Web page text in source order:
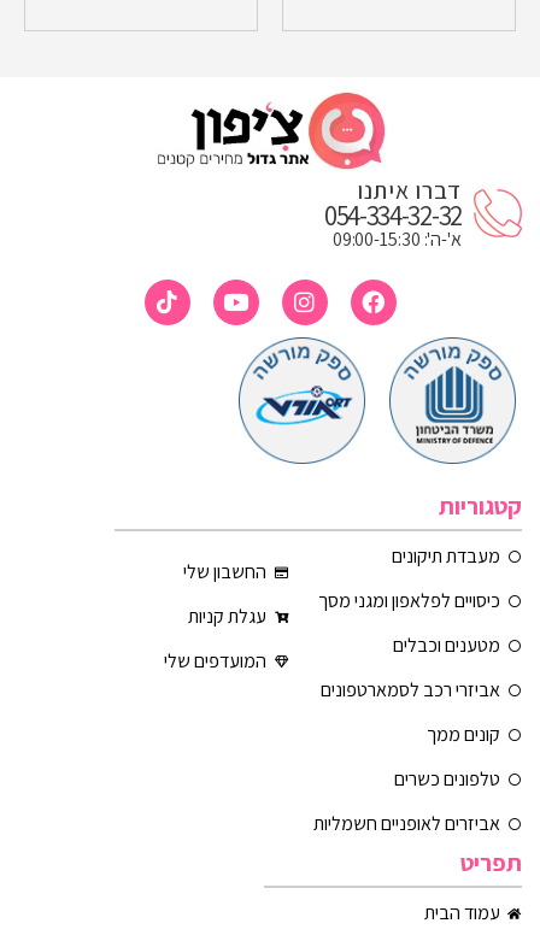
דברו איתנו
054-334-32-32
א'-ה': 09:00-15:30
קטגוריות
מעבדת תיקונים
כיסויים לפלאפון ומגני מסך
מטענים וכבלים
אביזרי רכב לסמארטפונים
קונים ממך
טלפונים כשרים
אביזרים לאופניים חשמליות
החשבון שלי
עגלת קניות
המועדפים שלי
תפריט
עמוד הבית